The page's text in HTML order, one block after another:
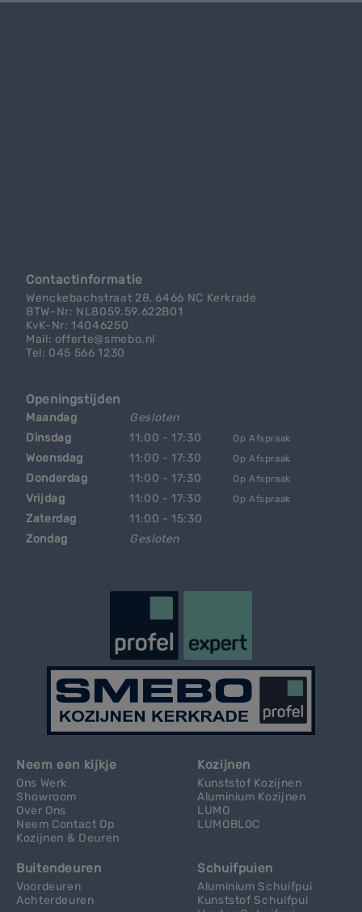
Contactinformatie
Wenckebachstraat 28, 6466 NC Kerkrade
BTW-Nr: NL8059.59.622B01
KvK-Nr: 14046250
Mail: offerte@smebo.nl
Tel: 045 566 1230
Openingstijden
Maandag
Gesloten
Dinsdag
11:00 - 17:30 Op Afspraak
Woensdag 11:00 - 17:30 Op Afspraak
Donderdag 11:00 - 17:30 Op Afspraak
Vrijdag 11:00 - 17:30 Op Afspraak
Zaterdag
11:00 - 15:30
Zondag
Gesloten
Neem een kijkje
Ons Werk
Showroom
Over Ons
Neem Contact Op
Kozijnen & Deuren
Kozijnen
Kunststof Kozijnen
Aluminium Kozijnen
LUMO
LUMOBLOC
Buitendeuren
Voordeuren
Achterdeuren
Schuifpuien
Aluminium Schuifpui
Kunststof Schuifpui